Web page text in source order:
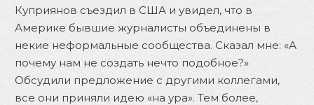
Куприянов съездил в США и увидел, что в
Америке бывшие журналисты объединены в
некие неформальные сообщества. Сказал мне: «А
почему нам не создать нечто подобное?»
Обсудили предложение с другими коллегами,
все они приняли идею «на ура». Тем более,